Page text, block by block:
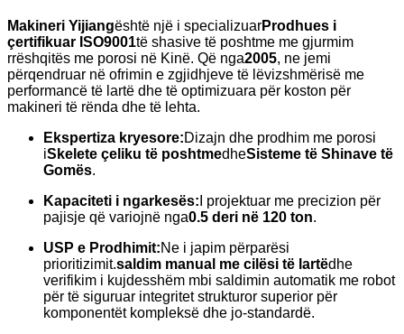
Makineri Yijiangështë një i specializuarProdhues i
çertifikuar ISO9001të shasive të poshtme me gjurmim
rrëshqitës me porosi në Kinë. Që nga2005, ne jemi
përqendruar në ofrimin e zgjidhjeve të lëvizshmërisë me
performancë të lartë dhe të optimizuara për koston për
makineri të rënda dhe të lehta.
Ekspertiza kryesore:Dizajn dhe prodhim me porosi
iSkelete çeliku të poshtmedheSisteme të Shinave të
Gomës.
Kapaciteti i ngarkesës: I projektuar me precizion për
pajisje që variojnë nga0.5 deri në 120 ton.
USP e Prodhimit:Ne i japim përparësi
prioritizimit.saldim manual me cilësi të lartëdhe
verifikim i kujdesshëm mbi saldimin automatik me robot
për të siguruar integritet strukturor superior për
komponentët kompleksë dhe jo-standardë.